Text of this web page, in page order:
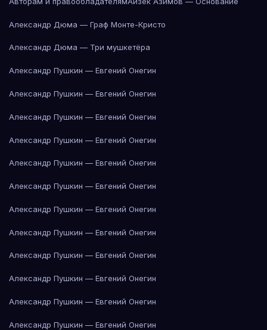
Александр Дюма — Граф Монте-Кристо
Александр Дюма — Три мушкетёра
Александр Пушкин — Евгений Онегин
Александр Пушкин — Евгений Онегин
Александр Пушкин — Евгений Онегин
Александр Пушкин — Евгений Онегин
Александр Пушкин — Евгений Онегин
Александр Пушкин — Евгений Онегин
Александр Пушкин — Евгений Онегин
Александр Пушкин — Евгений Онегин
Александр Пушкин — Евгений Онегин
Александр Пушкин — Евгений Онегин
Александр Пушкин — Евгений Онегин
Александр Пушкин — Евгений Онегин